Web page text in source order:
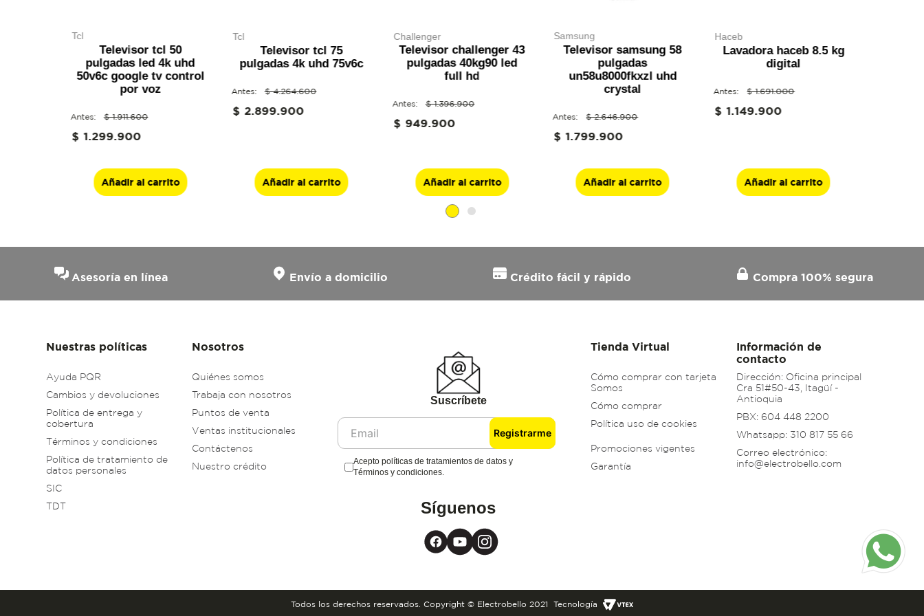
ENVIAR COMENTARIO
tcl
Televisor tcl 50
pulgadas led 4k uhd
50v6c google tv control
por voz
$ 1.911.600
$ 1.299.900
Añadir al carrito
tcl
Televisor tcl 75
pulgadas 4k uhd 75v6c
$ 4.264.600
$ 2.899.900
Añadir al carrito
challenger
Televisor challenger 43
pulgadas 40kg90 led
full hd
$ 1.396.900
$ 949.900
Añadir al carrito
samsung
Televisor samsung 58
pulgadas
un58u8000fkxzl uhd
crystal
$ 2.646.900
$ 1.799.900
Añadir al carrito
haceb
Lavadora haceb 8.5 kg
digital
$ 1.691.000
$ 1.149.900
Añadir al carrito
Asesoría en línea Envío a domicilio Crédito fácil y rápido Compra 100% segura
Nuestras políticas
Ayuda PQR
Cambios y devoluciones
Política de entrega y
cobertura
Términos y condiciones
Política de tratamiento de
datos personales
SIC
TDT
Nosotros
Quiénes somos
Trabaja con nosotros
Puntos de venta
Ventas institucionales
Contáctenos
Nuestro crédito
Suscríbete
Registrarme
Acepto políticas de tratamientos de datos y
Términos y condiciones.
Síguenos
Tienda Virtual
Cómo comprar con tarjeta
Somos
Cómo comprar
Política uso de cookies
Promociones vigentes
Garantía
Información de
contacto
Dirección: Oficina principal
Cra 51#50-43, Itagüí -
Antioquia
PBX: 604 448 2200
Whatsapp: 310 817 55 66
Correo electrónico:
info@electrobello.com
Todos los derechos reservados. Copyright © Electrobello 2021 Tecnología